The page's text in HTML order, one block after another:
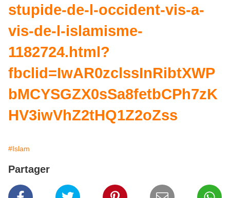
stupide-de-l-occident-vis-a-
vis-de-l-islamisme-
1182724.html?
fbclid=IwAR0zclssInRibtXWP
bMCYSGZX0sSa8fetbCPh7zK
HV3iwVhZ2tHQ1Z2oZss
#Islam
Partager